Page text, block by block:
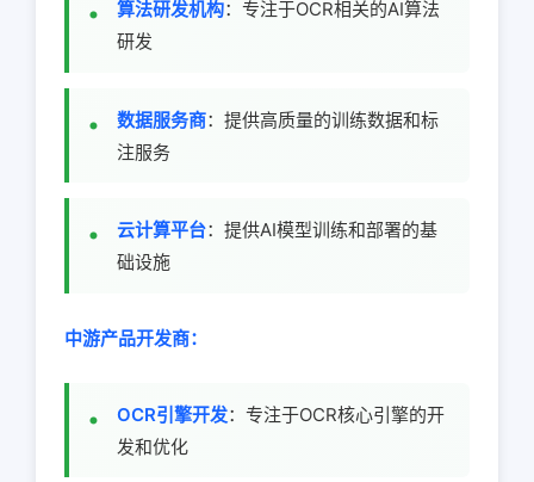
算法研发机构：专注于OCR相关的AI算法
研发
数据服务商：提供高质量的训练数据和标
注服务
云计算平台：提供AI模型训练和部署的基
础设施
中游产品开发商：
OCR引擎开发：专注于OCR核心引擎的开
发和优化